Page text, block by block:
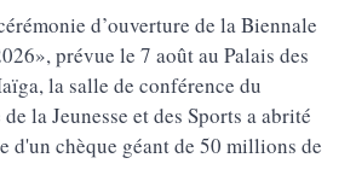
d’ouverture de la Biennale
prévue le 7 août au Palais des
la salle de conférence du
la Jeunesse et des Sports a abrité
d'un chèque géant de 50 millions de